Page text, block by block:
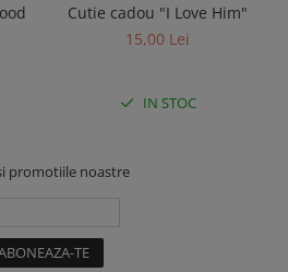
Cutie cadou "I Love Him"
15,00 Lei
IN STOC
promotiile noastre